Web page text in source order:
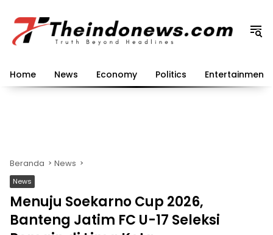
konten
Home News Economy Politics Entertainment
Beranda News
News
Menuju Soekarno Cup 2026,
Banteng Jatim FC U-17 Seleksi